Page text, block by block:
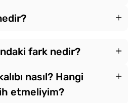
fark nedir?
nasıl? Hangi
etmeliyim?